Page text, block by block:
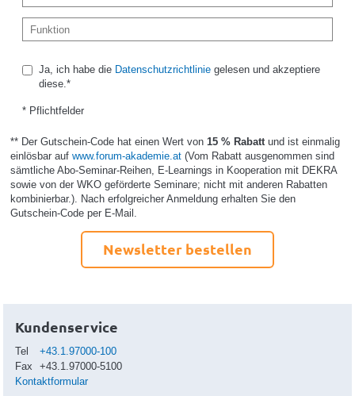
Ja, ich habe die Datenschutzrichtliniegelesen und akzeptiere
diese.*
* Pflichtfelder
** Der Gutschein-Code hat einen Wert von 15 % Rabatt und ist einmalig
einlösbar auf www.forum-akademie.at(Vom Rabatt ausgenommen sind
sämtliche Abo-Seminar-Reihen, E-Learnings in Kooperation mit DEKRA
sowie von der WKO geförderte Seminare; nicht mit anderen Rabatten
kombinierbar.). Nach erfolgreicher Anmeldung erhalten Sie den
Gutschein-Code per E-Mail.
Newsletter bestellen
Kundenservice
Tel
+43.1.97000-100
Fax
+43.1.97000-5100
Kontaktformular